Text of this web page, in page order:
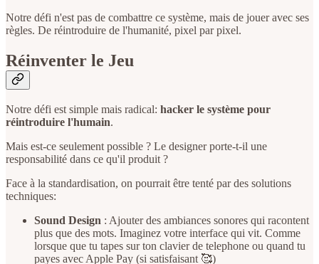
Notre défi n'est pas de combattre ce système, mais de jouer avec ses
règles. De réintroduire de l'humanité, pixel par pixel.
Réinventer le Jeu
Notre défi est simple mais radical: hacker le système pour
réintroduire l'humain.
Mais est-ce seulement possible ? Le designer porte-t-il une
responsabilité dans ce qu'il produit ?
Face à la standardisation, on pourrait être tenté par des solutions
techniques:
Sound Design : Ajouter des ambiances sonores qui racontent
plus que des mots. Imaginez votre interface qui vit. Comme
lorsque que tu tapes sur ton clavier de telephone ou quand tu
payes avec Apple Pay (si satisfaisant 🥰)